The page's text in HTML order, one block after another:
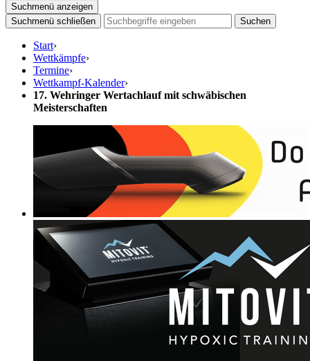
Suchmenü anzeigen
Suchmenü schließen
Suchen
Start›
Wettkämpfe›
Termine›
Wettkampf-Kalender›
17. Wehringer Wertachlauf mit schwäbischen
Meisterschaften